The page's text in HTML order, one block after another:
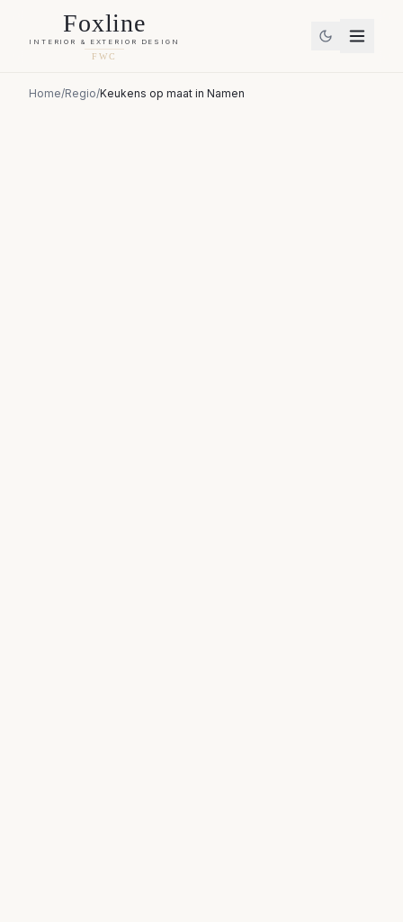
Foxline
INTERIOR & EXTERIOR DESIGN
FWC
Home/Regio/Keukens op maat in Namen